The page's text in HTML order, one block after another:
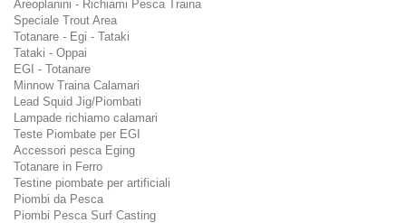
Areoplanini - Richiami Pesca Traina
Speciale Trout Area
Totanare - Egi - Tataki
Tataki - Oppai
EGI - Totanare
Minnow Traina Calamari
Lead Squid Jig/Piombati
Lampade richiamo calamari
Teste Piombate per EGI
Accessori pesca Eging
Totanare in Ferro
Testine piombate per artificiali
Piombi da Pesca
Piombi Pesca Surf Casting